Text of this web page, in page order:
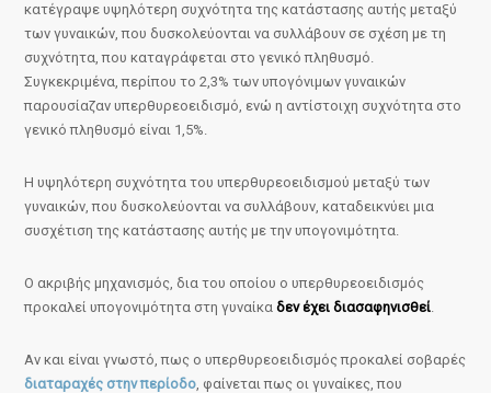
κατέγραψε υψηλότερη συχνότητα της κατάστασης αυτής μεταξύ
των γυναικών, που δυσκολεύονται να συλλάβουν σε σχέση με τη
συχνότητα, που καταγράφεται στο γενικό πληθυσμό.
Συγκεκριμένα, περίπου το 2,3% των υπογόνιμων γυναικών
παρουσίαζαν υπερθυρεοειδισμό, ενώ η αντίστοιχη συχνότητα στο
γενικό πληθυσμό είναι 1,5%.
Η υψηλότερη συχνότητα του υπερθυρεοειδισμού μεταξύ των
γυναικών, που δυσκολεύονται να συλλάβουν, καταδεικνύει μια
συσχέτιση της κατάστασης αυτής με την υπογονιμότητα.
Ο ακριβής μηχανισμός, δια του οποίου ο υπερθυρεοειδισμός
προκαλεί υπογονιμότητα στη γυναίκαδεν έχει διασαφηνισθεί.
Αν και είναι γνωστό, πως ο υπερθυρεοειδισμός προκαλεί σοβαρές
διαταραχές στην περίοδο, φαίνεται πως οι γυναίκες, που